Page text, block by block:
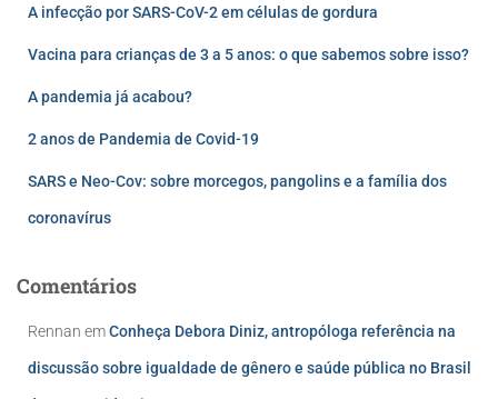
A infecção por SARS-CoV-2 em células de gordura
Vacina para crianças de 3 a 5 anos: o que sabemos sobre isso?
A pandemia já acabou?
2 anos de Pandemia de Covid-19
SARS e Neo-Cov: sobre morcegos, pangolins e a família dos
coronavírus
Comentários
Rennan emConheça Debora Diniz, antropóloga referência na
discussão sobre igualdade de gênero e saúde pública no Brasil